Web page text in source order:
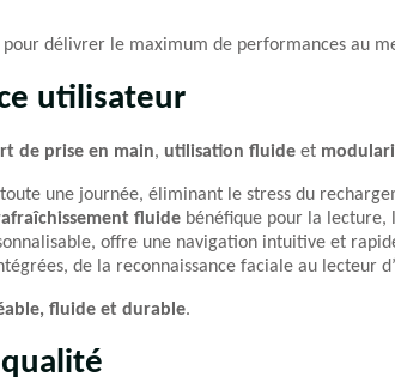
pour délivrer le maximum de performances au
utilisateur
de prise en main, utilisation fluide et
une journée, éliminant le stress du
fluide bénéfique pour la lecture,
offre une navigation intuitive et
de la reconnaissance faciale au lecteur
fluide et durable.